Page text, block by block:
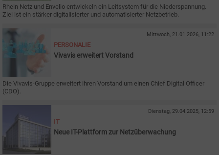
Rhein Netz und Envelio entwickeln ein Leitsystem für die Niederspannung.
Ziel ist ein stärker digitalisierter und automatisierter Netzbetrieb.
Mittwoch, 21.01.2026, 11:22
PERSONALIE
Vivavis erweitert Vorstand
Die Vivavis-Gruppe erweitert ihren Vorstand um einen Chief Digital Officer
(CDO).
Dienstag, 29.04.2025, 12:59
IT
Neue IT-Plattform zur Netzüberwachung